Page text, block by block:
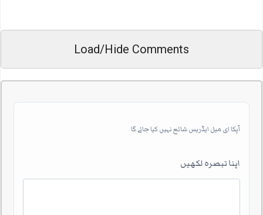
Load/Hide Comments
آپکا ای میل ایڈریس شائع نہیں کیا جائے گا
اپنا تبصرہ لکھیں